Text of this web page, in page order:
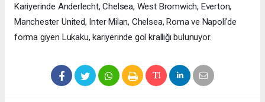
Kariyerinde Anderlecht, Chelsea, West Bromwich, Everton,
Manchester United, Inter Milan, Chelsea, Roma ve Napoli’de
forma giyen Lukaku, kariyerinde gol krallığı bulunuyor.